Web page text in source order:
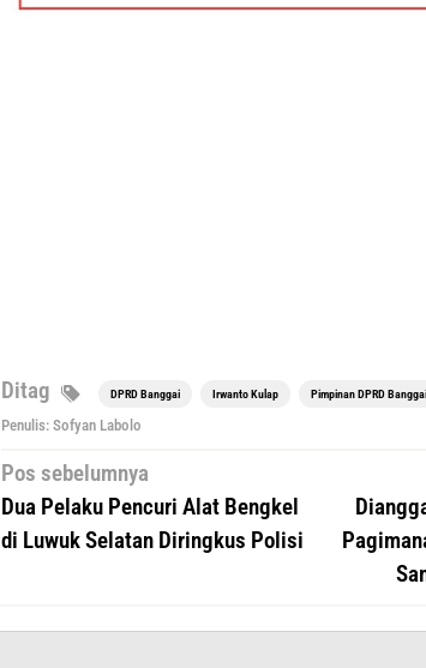
Ditag DPRD Banggai Irwanto Kulap Pimpinan DPRD Banggai
Penulis: Sofyan Labolo
Navigasi
Pos sebelumnya
Dua Pelaku Pencuri Alat Bengkel
di Luwuk Selatan Diringkus Polisi